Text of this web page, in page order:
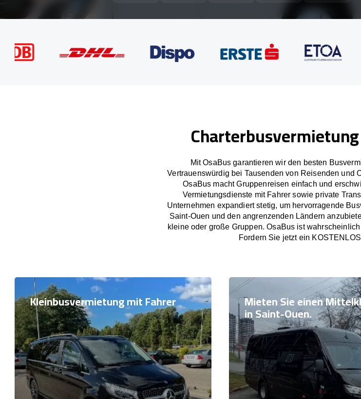
Mit OsaBus garantieren wir den besten
Vertrauenswürdig bei Tausenden von Reisenden und
OsaBus macht Gruppenreisen einfach und
Vermietungsdienste mit Fahrer sowie private
Unternehmen expandiert stetig, um hervorragende
Saint-Ouen und den angrenzenden Ländern
kleine oder große Gruppen. OsaBus ist
Fordern Sie jetzt ein
Kleinbusvermietung mit Fahrer Mieten Sie einen
in Saint-Ouen.